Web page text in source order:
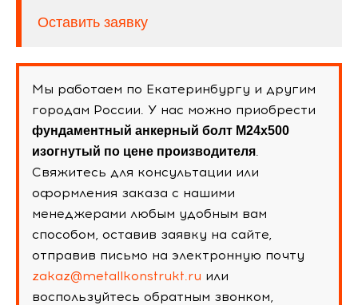
Оставить заявку
Мы работаем по Екатеринбургу и другим
городам России. У нас можно приобрести
фундаментный анкерный болт М24х500
изогнутый по цене производителя.
Свяжитесь для консультации или
оформления заказа с нашими
менеджерами любым удобным вам
способом, оставив заявку на сайте,
отправив письмо на электронную почту
zakaz@metallkonstrukt.ru или
воспользуйтесь обратным звонком,